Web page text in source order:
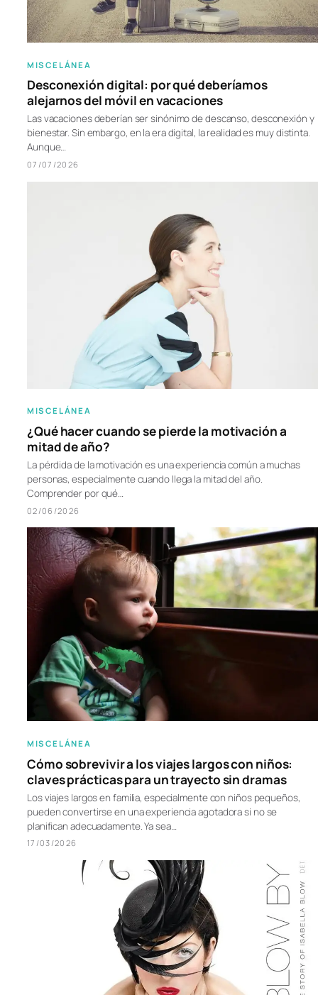
MISCELÁNEA
Desconexión digital: por qué deberíamos
alejarnos del móvil en vacaciones
Las vacaciones deberían ser sinónimo de descanso, desconexión y
bienestar. Sin embargo, en la era digital, la realidad es muy distinta.
Aunque…
07/07/2026
MISCELÁNEA
¿Qué hacer cuando se pierde la motivación a
mitad de año?
La pérdida de la motivación es una experiencia común a muchas
personas, especialmente cuando llega la mitad del año.
Comprender por qué…
02/06/2026
MISCELÁNEA
Cómo sobrevivir a los viajes largos con niños:
claves prácticas para un trayecto sin dramas
Los viajes largos en familia, especialmente con niños pequeños,
pueden convertirse en una experiencia agotadora si no se
planifican adecuadamente. Ya sea…
17/03/2026